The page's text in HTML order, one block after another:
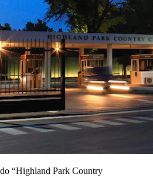
“Highland Park Country